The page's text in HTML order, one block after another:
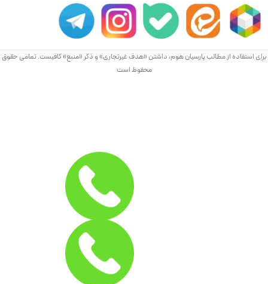
برای استفاده از مطالب پارسیان هوم، داشتن «هدف غیرتجاری» و ذکر «منبع» کافیست. تمامی حقوق
محفوظ است